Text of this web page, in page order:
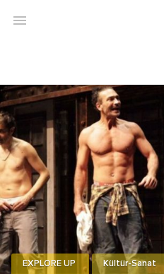

EXPLORE UP Kültür-Sanat